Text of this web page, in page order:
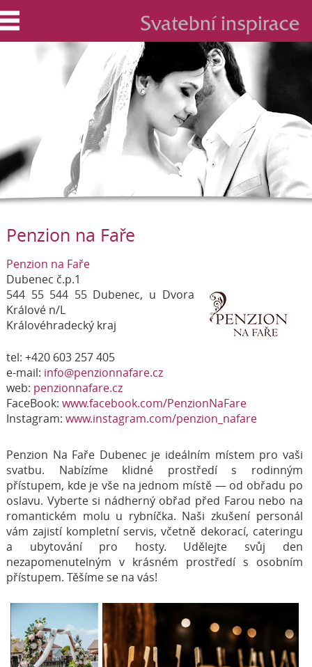
Penzion na Faře
Penzion na Faře
Dubenec č.p.1
544 55 544 55 Dubenec, u Dvora
Králové n/L
Královéhradecký kraj
tel: +420 603 257 405
e-mail: info@penzionnafare.cz
web: penzionnafare.cz
FaceBook: www.facebook.com/PenzionNaFare
Instagram: www.instagram.com/penzion_nafare
Penzion Na Faře Dubenec je ideálním místem pro vaši
svatbu. Nabízíme klidné prostředí s rodinným
přístupem, kde je vše na jednom místě — od obřadu po
oslavu. Vyberte si nádherný obřad před Farou nebo na
romantickém molu u rybníčka. Naši zkušení personál
vám zajistí kompletní servis, včetně dekorací, cateringu
a ubytování pro hosty. Udělejte svůj den
nezapomenutelným v krásném prostředí s osobním
přístupem. Těšíme se na vás!